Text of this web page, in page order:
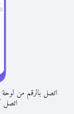
اتصل بالرقم من لوحة
اتصل